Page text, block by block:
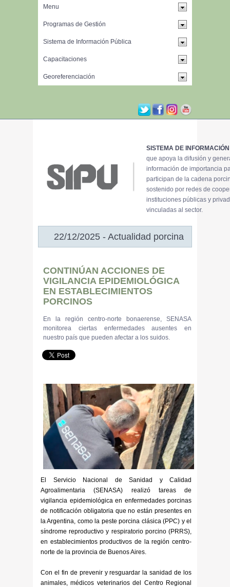
SISTEMA DE
que apoya la difusión y
información de importancia
participan de la cadena
sostenido por redes de
instituciones públicas y
vinculadas al sector.
22/12/2025 - Actualidad porcina
CONTINÚAN ACCIONES DE
VIGILANCIA EPIDEMIOLÓGICA
EN ESTABLECIMIENTOS
PORCINOS
En la región centro-norte bonaerense, SENASA
monitorea ciertas enfermedades ausentes en
nuestro país que pueden afectar a los suidos.
El Servicio Nacional de Sanidad y Calidad
Agroalimentaria (SENASA) realizó tareas de
vigilancia epidemiológica en enfermedades porcinas
de notificación obligatoria que no están presentes en
la Argentina, como la peste porcina clásica (PPC) y el
síndrome reproductivo y respiratorio porcino (PRRS),
en establecimientos productivos de la región centro-
norte de la provincia de Buenos Aires.
Con el fin de prevenir y resguardar la sanidad de los
animales, médicos veterinarios del Centro Regional